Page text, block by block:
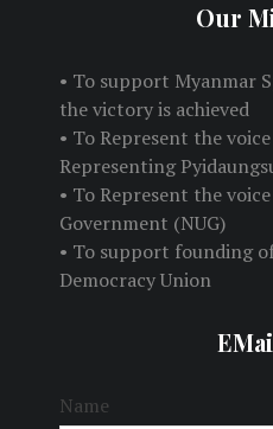
Our
• To support Myanmar
the victory is achieved
• To Represent the
Representing
• To Represent the
Government (NUG)
• To support founding
Democracy Union
Name